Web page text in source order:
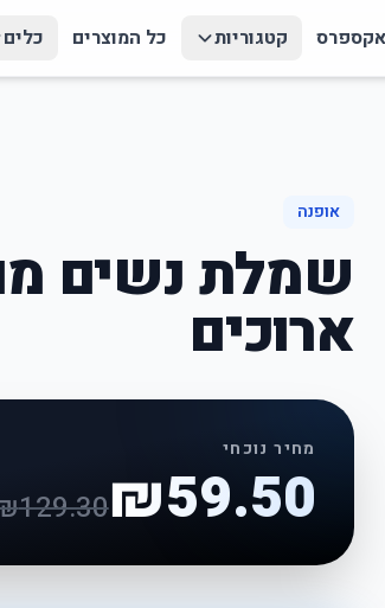
קטגוריות כל המוצרים כלים
אופנה
שמלת נשים
ארוכים
מחיר נוכחי
₪59.50
129.30